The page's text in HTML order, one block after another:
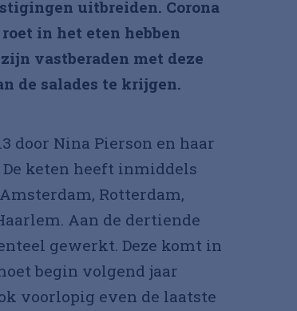
uitbreiden. Corona
in het eten hebben
vastberaden met deze
de salades te krijgen.
door Nina Pierson en haar
keten heeft inmiddels
Rotterdam,
Aan de dertiende
gewerkt. Deze komt in
begin volgend jaar
voorlopig even de laatste